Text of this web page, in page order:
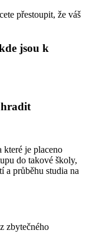
přestoupit, že váš
jsou k
které je placeno
do takové školy,
a průběhu studia na
zbytečného